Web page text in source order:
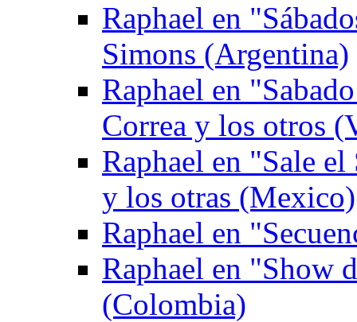
Raphael en
Simons (Argentina)
Raphael en
Correa y los otros
Raphael en "Sale
y los otras (Mexico)
Raphael en
Raphael en "Show
(Colombia)